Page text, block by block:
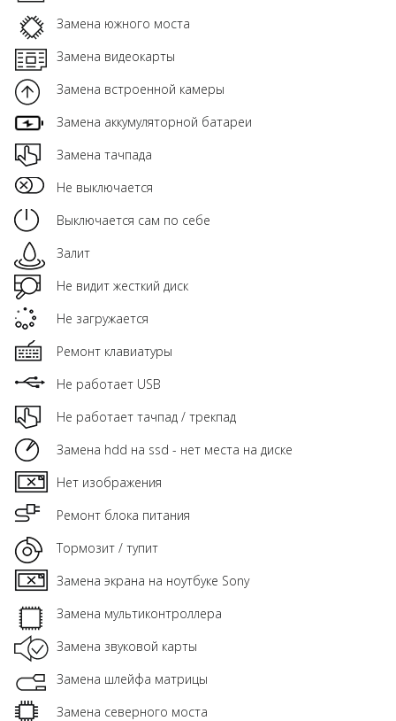
Замена южного моста
Замена видеокарты
Замена встроенной камеры
Замена аккумуляторной батареи
Замена тачпада
Не выключается
Выключается сам по себе
Залит
Не видит жесткий диск
Не загружается
Ремонт клавиатуры
Не работает USB
Не работает тачпад / трекпад
Замена hdd на ssd - нет места на диске
Нет изображения
Ремонт блока питания
Тормозит / тупит
Замена экрана на ноутбуке Sony
Замена мультиконтроллера
Замена звуковой карты
Замена шлейфа матрицы
Замена северного моста